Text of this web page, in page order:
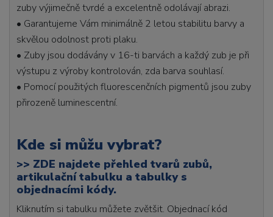
zuby výjimečně tvrdé a excelentně odolávají abrazi.
• Garantujeme Vám minimálně 2 letou stabilitu barvy a
skvělou odolnost proti plaku.
• Zuby jsou dodávány v 16-ti barvách a každý zub je při
výstupu z výroby kontrolován, zda barva souhlasí.
• Pomocí použitých fluorescenčních pigmentů jsou zuby
přirozeně luminescentní.
Kde si můžu vybrat?
>> ZDE najdete přehled tvarů zubů,
artikulační tabulku a tabulky s
objednacími kódy.
Kliknutím si tabulku můžete zvětšit. Objednací kód